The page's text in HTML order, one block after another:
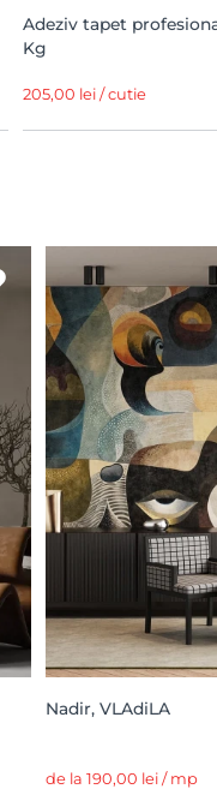
Adeziv tapet
Kg
205,00 lei / cutie
Nadir, VLAdiLA
de la 190,00 lei / mp